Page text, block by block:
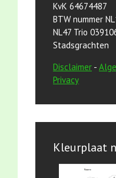
KvK 64674487
BTW nummer
NL47 Trio
Stadsgrachten
Disclaimer -
Privacy
Kleurplaat